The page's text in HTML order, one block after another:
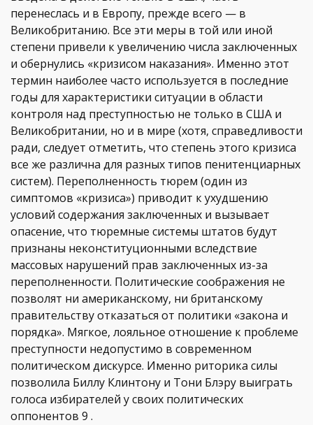
перенеслась и в Европу, прежде всего — в
Великобританию. Все эти меры в той или иной
степени привели к увеличению числа заключенных
и обернулись «кризисом наказания». Именно этот
термин наиболее часто используется в последние
годы для характеристики ситуации в области
контроля над преступностью не только в США и
Великобритании, но и в мире (хотя, справедливости
ради, следует отметить, что степень этого кризиса
все же различна для разных типов пенитенциарных
систем). Переполненность тюрем (один из
симптомов «кризиса») приводит к ухудшению
условий содержания заключенных и вызывает
опасение, что тюремные системы штатов будут
признаны неконституционными вследствие
массовых нарушений прав заключенных из-за
переполненности. Политические соображения не
позволят ни американскому, ни британскому
правительству отказаться от политики «закона и
порядка». Мягкое, лояльное отношение к проблеме
преступности недопустимо в современном
политическом дискурсе. Именно риторика силы
позволила Биллу Клинтону и Тони Блэру выиграть
голоса избирателей у своих политических
оппонентов 9 .